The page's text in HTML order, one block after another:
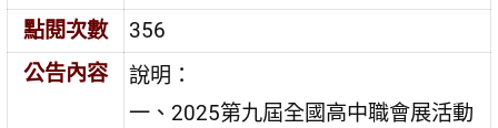
點閱次數
356
公告內容
說明：
一、2025第九屆全國高中職會展活動